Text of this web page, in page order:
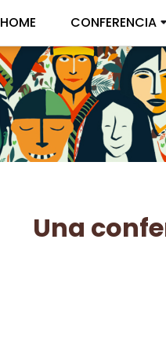
HOME CONFERENCIA
Una